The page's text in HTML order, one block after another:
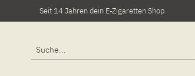
Seit 14 Jahren dein E-Zigaretten Shop